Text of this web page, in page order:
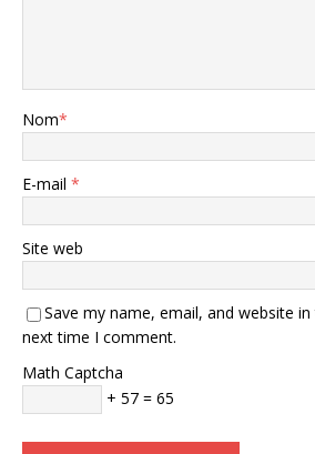
Nom*
E-mail *
Site web
Save my name, email, and website
next time I comment.
Math Captcha
+ 57 = 65